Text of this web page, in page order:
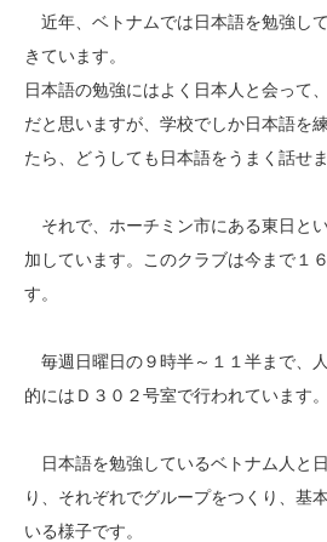
近年、ベトナムでは日本語を勉強し
きています。
日本語の勉強にはよく日本人と会って
だと思いますが、学校でしか日本語を
たら、どうしても日本語をうまく話せま
それで、ホーチミン市にある東日と
加しています。このクラブは今まで１
す。
毎週日曜日の９時半～１１半まで、
的にはＤ３０２号室で行われています。
日本語を勉強しているベトナム人と
り、それぞれでグループをつくり、基
いる様子です。